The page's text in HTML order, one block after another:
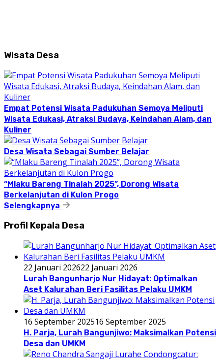
Wisata Desa
Empat Potensi Wisata Padukuhan Semoya Meliputi
Wisata Edukasi, Atraksi Budaya, Keindahan Alam, dan
Kuliner
Desa Wisata Sebagai Sumber Belajar
“Mlaku Bareng Tinalah 2025”, Dorong Wisata
Berkelanjutan di Kulon Progo
Selengkapnya
Profil Kepala Desa
22 Januari 202622 Januari 2026
Lurah Bangunharjo Nur Hidayat: Optimalkan
Aset Kalurahan Beri Fasilitas Pelaku UMKM
16 September 202516 September 2025
H. Parja, Lurah Bangunjiwo: Maksimalkan Potensi
Desa dan UMKM